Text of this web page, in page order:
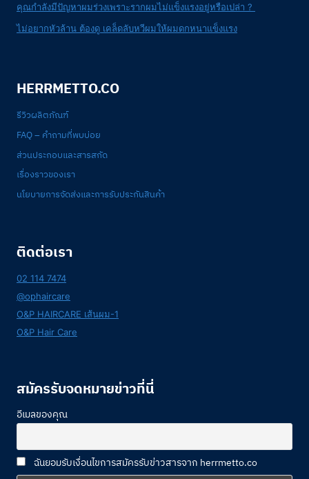
คุณกำลังมีปัญหาผมร่วงเพราะรากผมไม่แข็งแรงอยู่หรือเปล่า ?
ไม่อยากหัวล้าน ต้องดู เคล็ดลับหวีผมให้ผมดกหนาแข็งแรง
HERRMETTO.CO
รีวิวผลิตภัณฑ์
FAQ – คำถามที่พบบ่อย
ส่วนประกอบและสารสกัด
เรื่องราวของเรา
นโยบายการจัดส่งและการรับประกันสินค้า
ติดต่อเรา
02 114 7474
@ophaircare
O&P HAIRCARE เส้นผม-1
O&P Hair Care
สมัครรับจดหมายข่าวที่นี่
อีเมลของคุณ
ฉันยอมรับเงื่อนไขการสมัครรับข่าวสารจาก herrmetto.co